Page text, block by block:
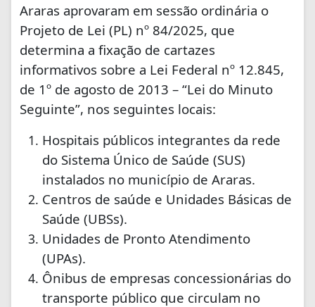
Araras aprovaram em sessão ordinária o
Projeto de Lei (PL) nº 84/2025, que
determina a fixação de cartazes
informativos sobre a Lei Federal nº 12.845,
de 1º de agosto de 2013 – “Lei do Minuto
Seguinte”, nos seguintes locais:
Hospitais públicos integrantes da rede
do Sistema Único de Saúde (SUS)
instalados no município de Araras.
Centros de saúde e Unidades Básicas de
Saúde (UBSs).
Unidades de Pronto Atendimento
(UPAs).
Ônibus de empresas concessionárias do
transporte público que circulam no